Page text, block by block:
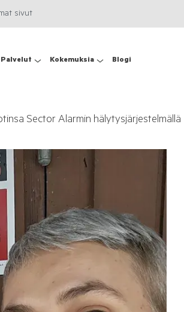
Palvelut Kokemuksia Blogi
sivut
Sector Alarmin hälytysjärjestelmällä